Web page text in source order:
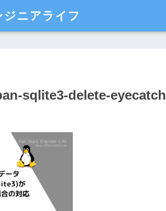
ニアライフ
sqlite3-delete-eyecatch